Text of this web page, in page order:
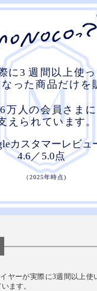
ヤーが実際に3週間以上使
ます。